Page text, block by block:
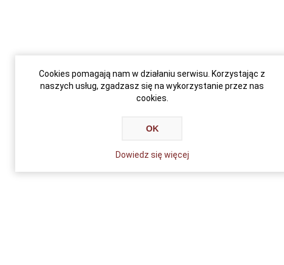
Cookies pomagają nam w działaniu serwisu. Korzystając z
naszych usług, zgadzasz się na wykorzystanie przez nas
cookies.
OK
Dowiedz się więcej